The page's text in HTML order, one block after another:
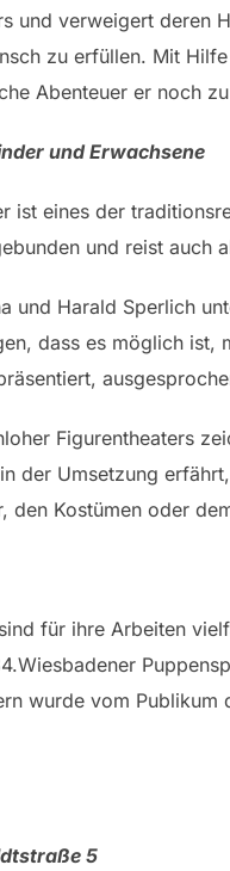
und verweigert deren
zu erfüllen. Mit
Abenteuer er noch
und Erwachsene
ist eines der
und reist auch
und Harald Sperlich
dass es möglich
Figurentheaters
der Umsetzung
den Kostümen oder
für ihre Arbeiten
wurde vom
5